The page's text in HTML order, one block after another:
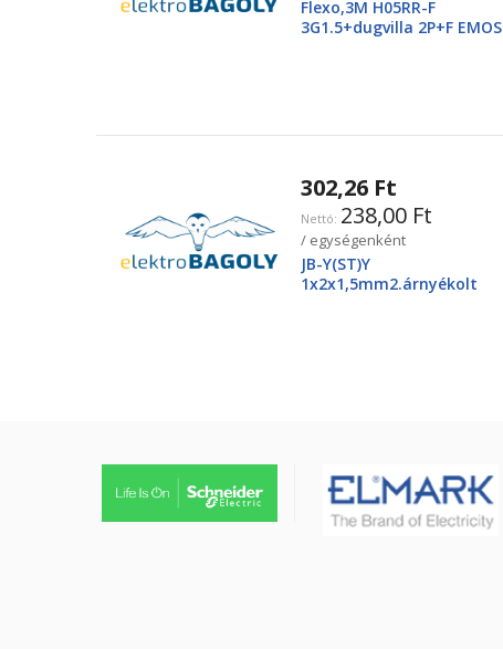
Flexo,3M H05RR-F
3G1.5+dugvilla 2P+F EMOS
302,26 Ft
238,00 Ft
/ egységenként
JB-Y(ST)Y
1x2x1,5mm2.árnyékolt